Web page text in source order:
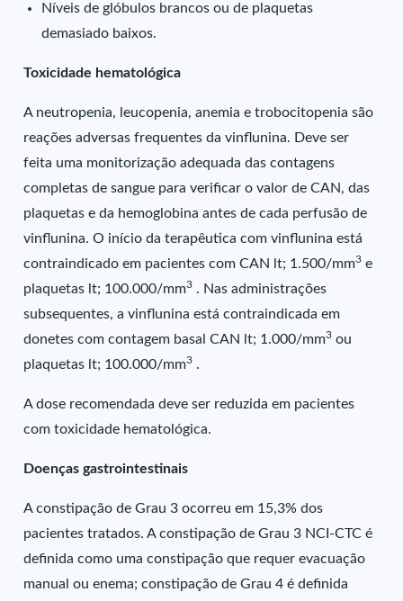
Níveis de glóbulos brancos ou de plaquetas
demasiado baixos.
Toxicidade hematológica
A neutropenia, leucopenia, anemia e trobocitopenia são
reações adversas frequentes da vinflunina. Deve ser
feita uma monitorização adequada das contagens
completas de sangue para verificar o valor de CAN, das
plaquetas e da hemoglobina antes de cada perfusão de
vinflunina. O início da terapêutica com vinflunina está
contraindicado em pacientes com CAN lt; 1.500/mm3 e
plaquetas lt; 100.000/mm3 . Nas administrações
subsequentes, a vinflunina está contraindicada em
donetes com contagem basal CAN lt; 1.000/mm3 ou
plaquetas lt; 100.000/mm3 .
A dose recomendada deve ser reduzida em pacientes
com toxicidade hematológica.
Doenças gastrointestinais
A constipação de Grau 3 ocorreu em 15,3% dos
pacientes tratados. A constipação de Grau 3 NCI-CTC é
definida como uma constipação que requer evacuação
manual ou enema; constipação de Grau 4 é definida